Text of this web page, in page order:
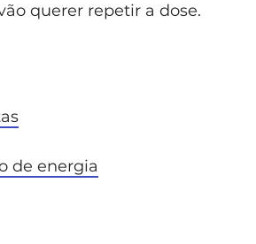
querer repetir a dose.
de energia